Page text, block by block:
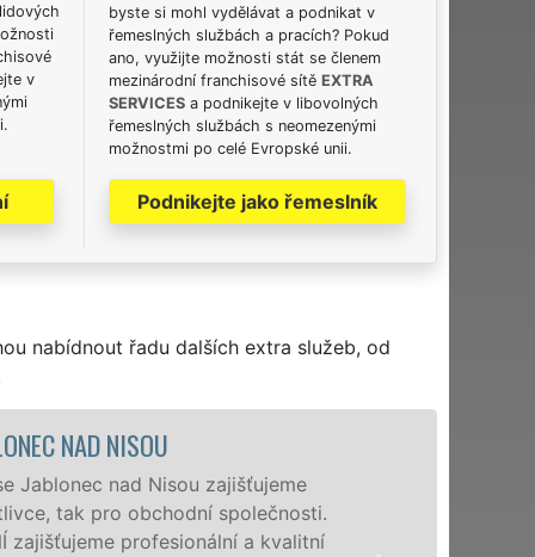
v
byste si mohl vydělávat a podnikat v
řemeslných službách a pracích? Pokud
ano, využijte možnosti stát se členem
mezinárodní franchisové sítě EXTRA
SERVICES a podnikejte v libovolných
řemeslných službách s neomezenými
možnostmi po celé Evropské unii.
Podnikejte jako řemeslník
nabídnout řadu dalších extra služeb, od
kvalitní